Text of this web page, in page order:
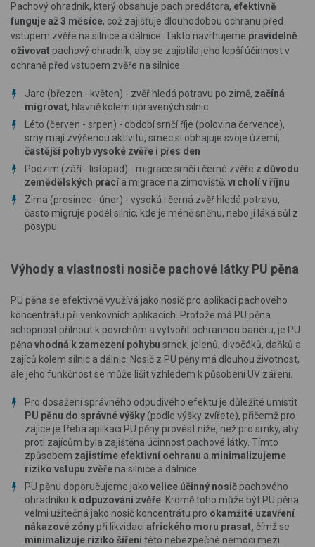
Pachový ohradník, který obsahuje pach predátora, efektivně
funguje až 3 měsíce, což zajišťuje dlouhodobou ochranu před
vstupem zvěře na silnice a dálnice. Takto navrhujeme pravidelně
oživovat pachový ohradník, aby se zajistila jeho lepší účinnost v
ochraně před vstupem zvěře na silnice.
Jaro (březen - květen) - zvěř hledá potravu po zimě, začíná
migrovat, hlavně kolem upravených silnic
Léto (červen - srpen) - období srnčí říje (polovina července),
srny mají zvýšenou aktivitu, srnec si obhajuje svoje území,
častější pohyb vysoké zvěře i přes den
Podzim (září - listopad) - migrace srnčí i černé zvěře z důvodu
zemědělských prací a migrace na zimoviště, vrcholí v říjnu
Zima (prosinec - únor) - vysoká i černá zvěř hledá potravu,
často migruje podél silnic, kde je méně sněhu, nebo ji láká sůl z
posypu
Výhody a vlastnosti nosiče pachové látky PU pěna
PU pěna se efektivně využívá jako nosič pro aplikaci pachového
koncentrátu při venkovních aplikacích. Protože má PU pěna
schopnost přilnout k povrchům a vytvořit ochrannou bariéru, je PU
pěna vhodná k zamezení pohybu srnek, jelenů, divočáků, daňků a
zajíců kolem silnic a dálnic. Nosič z PU pěny má dlouhou životnost,
ale jeho funkčnost se může lišit vzhledem k působení UV záření.
Pro dosažení správného odpudivého efektu je důležité umístit
PU pěnu do správné výšky (podle výšky zvířete), přičemž pro
zajíce je třeba aplikaci PU pěny provést níže, než pro srnky, aby
proti zajícům byla zajištěna účinnost pachové látky. Tímto
způsobem zajistíme efektivní ochranu a minimalizujeme
riziko vstupu zvěře na silnice a dálnice.
PU pěnu doporučujeme jako velice účinný nosič pachového
ohradníku k odpuzování zvěře . Kromě toho může být PU pěna
velmi užitečná jako nosič koncentrátu pro okamžité uzavření
nákazové zóny při likvidaci afrického moru prasat, čímž se
minimalizuje riziko šířenítéto nebezpečné nemoci mezi